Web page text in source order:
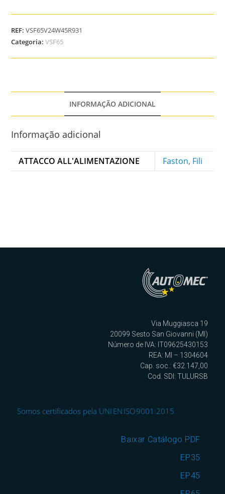
REF:VSF65V24W45R931
Categoria:VSF65
INFORMAÇÃO ADICIONAL
Informação adicional
ATTACCO ALL'ALIMENTAZIONE Faston, Fili
Via Muggiasca 19
20099 Sesto San Giovanni (MI)
Número de IVA: IT09625430153
REA: MI – 1304604
Cap. soc.: €32.147,00
Cod. SDI: TULURSB
Somos certificados pela UNI EN ISO 9001:2015
Baixar Catálogo PDF
EP35
EP45